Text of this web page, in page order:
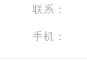
联系：
手机：